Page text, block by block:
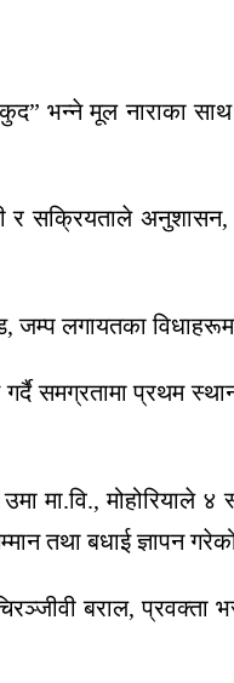
भन्ने मूल नाराका साथ
अनुशासन,
जम्प लगायतका
समग्रतामा प्रथम
मोहोरियाले ४
तथा बधाई ज्ञापन
बराल,